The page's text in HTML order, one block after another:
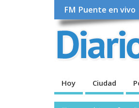
FM Puente en vivo
Hoy Ciudad